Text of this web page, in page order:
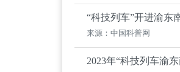
“科技列车”开进渝东
来源：中国科普网
2023年“科技列车渝